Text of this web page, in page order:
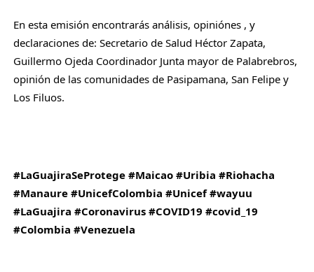
En esta emisión encontrarás análisis, opiniónes , y
declaraciones de: Secretario de Salud Héctor Zapata,
Guillermo Ojeda Coordinador Junta mayor de Palabrebros,
opinión de las comunidades de Pasipamana, San Felipe y
Los Filuos.
#LaGuajiraSeProtege #Maicao #Uribia #Riohacha
#Manaure #UnicefColombia #Unicef #wayuu
#LaGuajira #Coronavirus #COVID19 #covid_19
#Colombia #Venezuela